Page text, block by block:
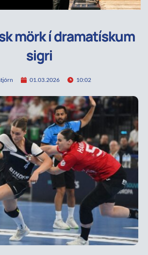
mörk í dramatískum
sigri
01.03.2026 10:02